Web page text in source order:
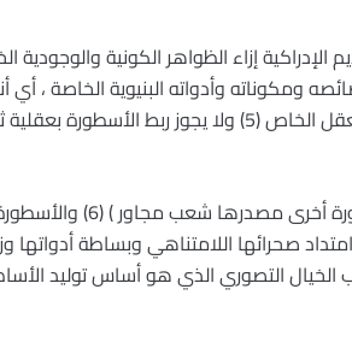
إزاء الظواهر الكونية والوجودية
ومكوناته وأدواته البنيوية الخاصة ، أي
عقلها الخاص ، والعقل العملي لم يكن يتفتح إلا في أفق وصيرورة هذا العقل الخاص (5)
( إن كل أسطورة هي بطبيعتها منقولة أو
صحرائها اللامتناهي وبساطة أدواتها
التصوري الذي هو أساس توليد